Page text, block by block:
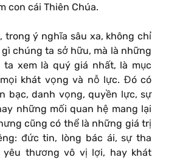
con cái Thiên Chúa.
trong ý nghĩa sâu xa, không chỉ
chúng ta sở hữu, mà là những
ta xem là quý giá nhất, là mục
khát vọng và nỗ lực. Đó có
bạc, danh vọng, quyền lực, sự
những mối quan hệ mang lại
cũng có thể là những giá trị
đức tin, lòng bác ái, sự tha
thương vô vị lợi, hay khát